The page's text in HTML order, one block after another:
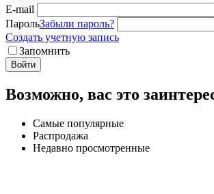
E-mail
ПарольЗабыли пароль?
Создать учетную запись
Запомнить
Войти
Возможно, вас это
Самые популярные
Распродажа
Недавно просмотренные